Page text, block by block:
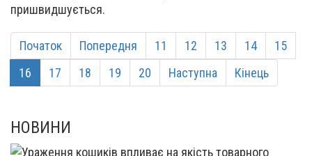
пришвидшується.
Початок Попередня 11 12 13 14
15
16
17 18 19 20 Наступна Кінець
НОВИНИ